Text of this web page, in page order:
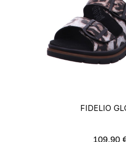
FIDELIO
Regulärer
109,90